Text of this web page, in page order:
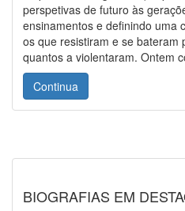
perspetivas de futuro às
ensinamentos e definindo uma
os que resistiram e se bateram
quantos a violentaram. Ontem
Continua
BIOGRAFIAS EM